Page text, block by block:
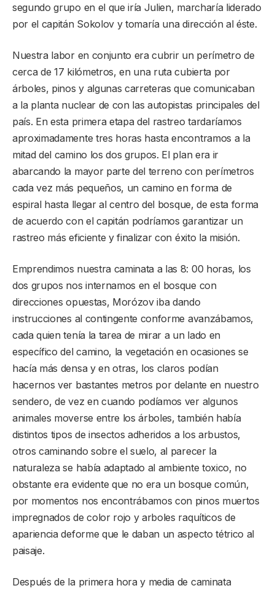
segundo grupo en el que iría Julien, marcharía liderado
por el capitán Sokolov y tomaría una dirección al éste.
Nuestra labor en conjunto era cubrir un perímetro de
cerca de 17 kilómetros, en una ruta cubierta por
árboles, pinos y algunas carreteras que comunicaban
a la planta nuclear de con las autopistas principales del
país. En esta primera etapa del rastreo tardaríamos
aproximadamente tres horas hasta encontramos a la
mitad del camino los dos grupos. El plan era ir
abarcando la mayor parte del terreno con perímetros
cada vez más pequeños, un camino en forma de
espiral hasta llegar al centro del bosque, de esta forma
de acuerdo con el capitán podríamos garantizar un
rastreo más eficiente y finalizar con éxito la misión.
Emprendimos nuestra caminata a las 8: 00 horas, los
dos grupos nos internamos en el bosque con
direcciones opuestas, Morózov iba dando
instrucciones al contingente conforme avanzábamos,
cada quien tenía la tarea de mirar a un lado en
específico del camino, la vegetación en ocasiones se
hacía más densa y en otras, los claros podían
hacernos ver bastantes metros por delante en nuestro
sendero, de vez en cuando podíamos ver algunos
animales moverse entre los árboles, también había
distintos tipos de insectos adheridos a los arbustos,
otros caminando sobre el suelo, al parecer la
naturaleza se había adaptado al ambiente toxico, no
obstante era evidente que no era un bosque común,
por momentos nos encontrábamos con pinos muertos
impregnados de color rojo y arboles raquíticos de
apariencia deforme que le daban un aspecto tétrico al
paisaje.
Después de la primera hora y media de caminata